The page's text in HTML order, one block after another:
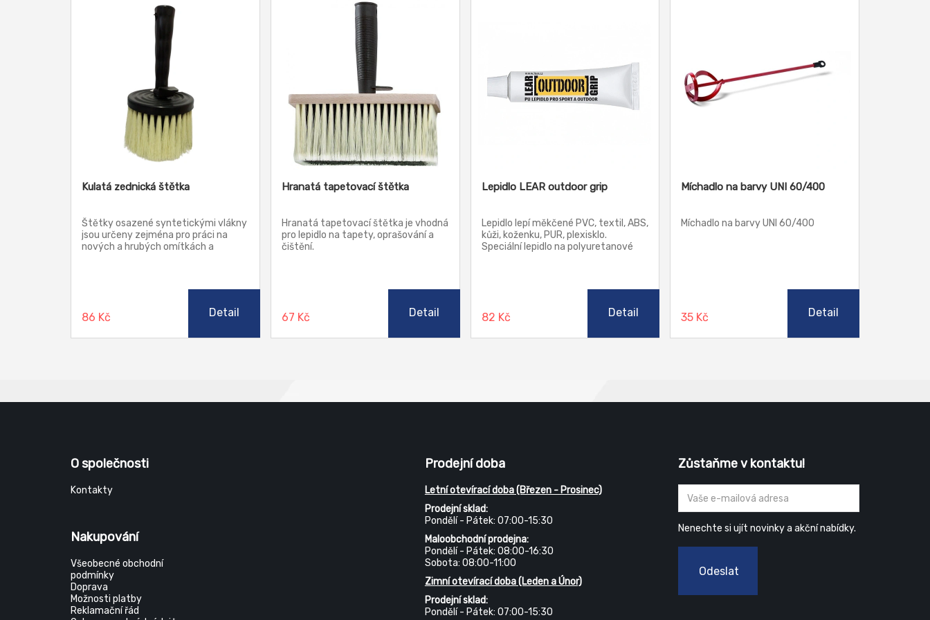
Kulatá zednická štětka
Štětky osazené syntetickými vlákny
jsou určeny zejména pro práci na
nových a hrubých omítkách a
86 Kč Detail
Hranatá tapetovací štětka
Hranatá tapetovací štětka je vhodná
pro lepidlo na tapety, oprašování a
čištění.
67 Kč Detail
Lepidlo LEAR outdoor grip
Lepidlo lepí měkčené PVC, textil, ABS,
kůži, koženku, PUR, plexisklo.
Speciální lepidlo na polyuretanové
tkanin a nití. S ohledem na své
vlastnosti je určen k lepení stanů,
chcete mít nepromokavé. Hodí se na
i proražený válec nafukovacího raftu
82 Kč Detail
Míchadlo na barvy UNI 60/400
Míchadlo na barvy UNI 60/400
35 Kč Detail
O společnosti
Kontakty
Nakupování
Všeobecné obchodní
podmínky
Doprava
Možnosti platby
Reklamační řád
Prodejní doba
Letní otevírací doba (Březen - Prosinec)
Prodejní sklad:
Pondělí - Pátek: 07:00-15:30
Maloobchodní prodejna:
Pondělí - Pátek: 08:00-16:30
Sobota: 08:00-11:00
Zimní otevírací doba (Leden a Únor)
Prodejní sklad:
Pondělí - Pátek: 07:00-15:30
Zůstaňme v kontaktu!
Nenechte si ujít novinky a akční nabídky.
Odeslat